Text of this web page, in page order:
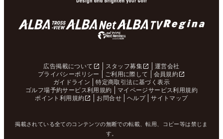
広告掲載について スタッフ募集
運営会社
プライバシーポリシー
ご利用に際して
会員規約
ガイドライン
特定商取引法に基づく表示
ゴルフ場予約サービス利用規約
マイページサービス利用規約
ポイント利用規約
お問合せ ヘルプ サイトマップ
掲載されている全てのコンテンツの無断での転載、転用、コピー等は禁じま
す。